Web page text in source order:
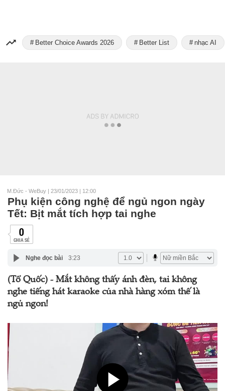
Better Choice Awards 2026 Better List nhạc AI
M.Đức - WeBuy | 23/01/2023 | 12:00
Phụ kiện công nghệ để ngủ ngon ngày
Tết: Bịt mắt tích hợp tai nghe
0
CHIA SẺ
Nghe đọc bài 3:23
(Tổ Quốc) - Mắt không thấy ánh đèn, tai không
nghe tiếng hát karaoke của nhà hàng xóm thế là
ngủ ngon!